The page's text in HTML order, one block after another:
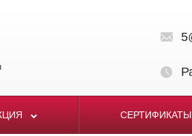
СЕРТИФИКАТЫ